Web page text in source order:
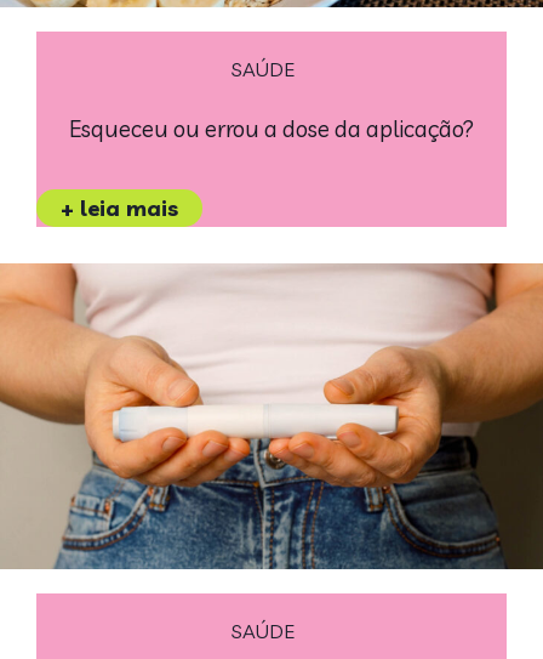
SAÚDE
Esqueceu ou errou a dose da aplicação?
+ leia mais
SAÚDE